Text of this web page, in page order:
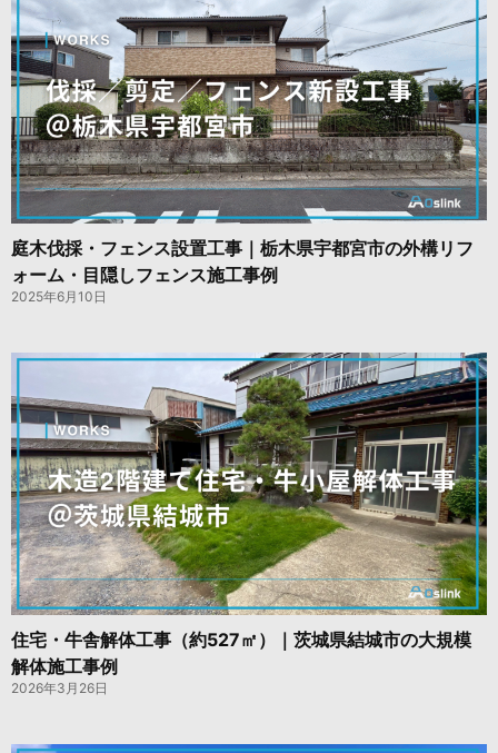
庭木伐採・フェンス設置工事｜栃木県宇都宮市の外構リフ
ォーム・目隠しフェンス施工事例
2025年6月10日
住宅・牛舎解体工事（約527㎡）｜茨城県結城市の大規模
解体施工事例
2026年3月26日